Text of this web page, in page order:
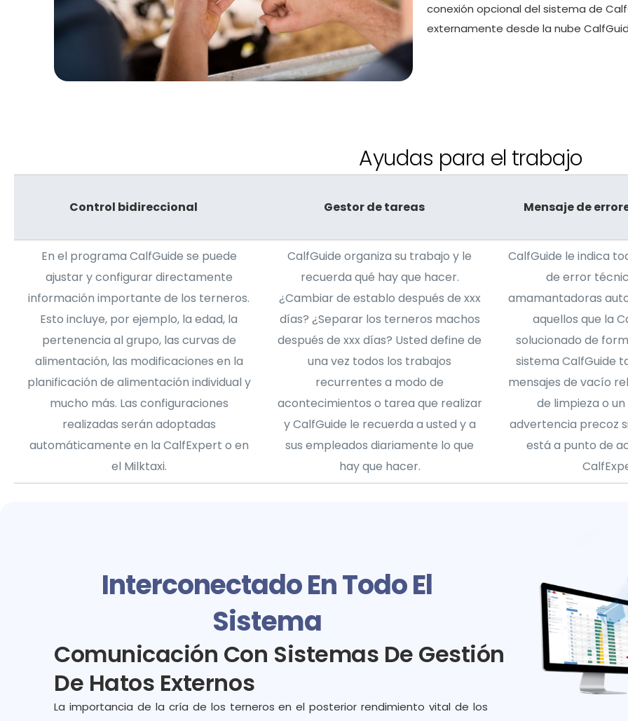
conexión opcional del sistema de
externamente desde la nube
Ayudas para el trabajo
Control bidireccional Gestor de tareas Mensaje de
En el programa CalfGuide se puede
ajustar y configurar directamente
información importante de los terneros.
Esto incluye, por ejemplo, la edad, la
pertenencia al grupo, las curvas de
alimentación, las modificaciones en la
planificación de alimentación individual y
mucho más. Las configuraciones
realizadas serán adoptadas
automáticamente en la CalfExpert o en
el Milktaxi.
CalfGuide organiza su trabajo y le
recuerda qué hay que hacer.
¿Cambiar de establo después de xxx
días? ¿Separar los terneros machos
después de xxx días? Usted define de
una vez todos los trabajos
recurrentes a modo de
acontecimientos o tarea que realizar
y CalfGuide le recuerda a usted y a
sus empleados diariamente lo que
hay que hacer.
CalfGuide le indica
de error
amamantadoras
aquellos que la
solucionado de
sistema CalfGuide
mensajes de vacío
de limpieza o
advertencia precoz
está a punto de
Interconectado En Todo El
Sistema
Comunicación Con Sistemas De Gestión
De Hatos Externos
La importancia de la cría de los terneros en el posterior rendimiento vital de los